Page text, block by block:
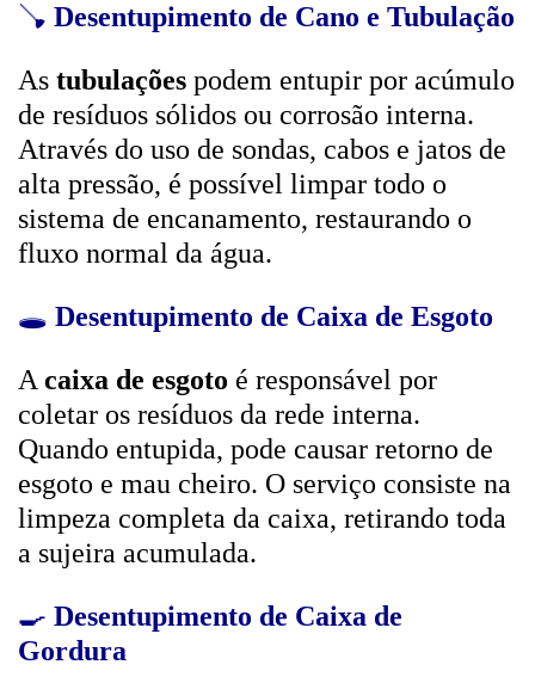
🪠 Desentupimento de Cano e Tubulação
As tubulações podem entupir por acúmulo
de resíduos sólidos ou corrosão interna.
Através do uso de sondas, cabos e jatos de
alta pressão, é possível limpar todo o
sistema de encanamento, restaurando o
fluxo normal da água.
🕳️ Desentupimento de Caixa de Esgoto
A caixa de esgoto é responsável por
coletar os resíduos da rede interna.
Quando entupida, pode causar retorno de
esgoto e mau cheiro. O serviço consiste na
limpeza completa da caixa, retirando toda
a sujeira acumulada.
🍳 Desentupimento de Caixa de
Gordura